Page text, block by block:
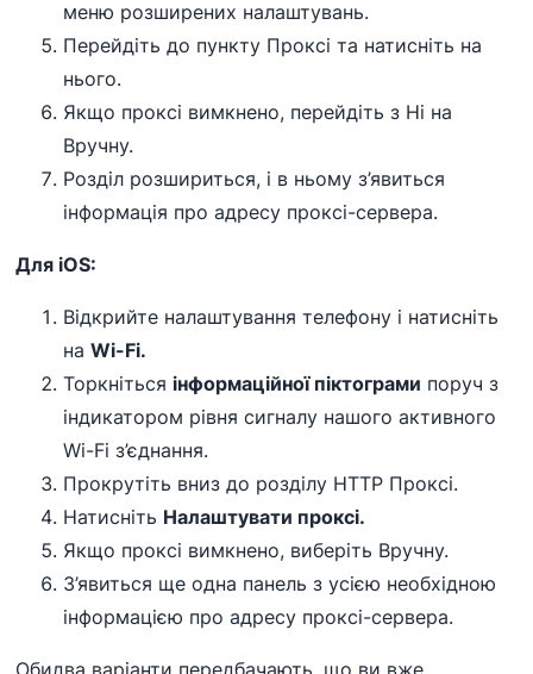
меню розширених налаштувань.
Перейдіть до пункту Проксі та натисніть на
нього.
Якщо проксі вимкнено, перейдіть з Ні на
Вручну.
Розділ розшириться, і в ньому з’явиться
інформація про адресу проксі-сервера.
Для iOS:
Відкрийте налаштування телефону і натисніть
наWi-Fi.
Торкніться інформаційної піктограми поруч з
індикатором рівня сигналу нашого активного
Wi-Fi з’єднання.
Прокрутіть вниз до розділу HTTP Проксі.
Натисніть Налаштувати проксі.
Якщо проксі вимкнено, виберіть Вручну.
З’явиться ще одна панель з усією необхідною
інформацією про адресу проксі-сервера.